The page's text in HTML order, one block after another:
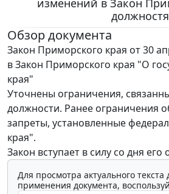
Обзор документа
Закон Приморского края от 30
в Закон Приморского края "О
края"
Уточнены ограничения,
должности. Ранее ограничения
запреты, установленные
края".
Закон вступает в силу со дня
Для просмотра актуального
применения документа,